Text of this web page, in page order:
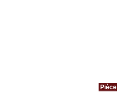
Pièce